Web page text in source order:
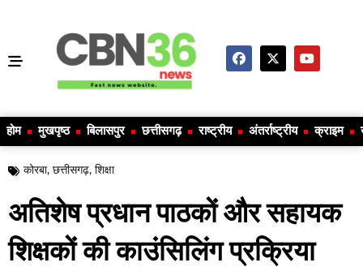
होम मुखपृष्ठ बिलासपुर छत्तीसगढ़ राष्ट्रीय अंतर्राष्ट्रीय क्राइम
कोरबा, छत्तीसगढ़, शिक्षा
अतिशेष प्रधान पाठकों और सहायक
शिक्षकों की काउंसिलिंग प्रक्रिया